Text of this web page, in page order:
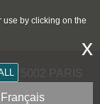
- 75002 PARIS
use by clicking on the
x